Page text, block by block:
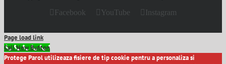
Facebook YouTube Instagram
Page load link
Call Now Button
Protege Parol utilizeaza fisiere de tip cookie pentru a personaliza si